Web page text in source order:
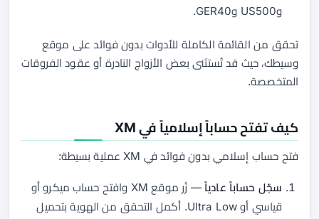
وUS500 وGER40.
تحقق من القائمة الكاملة للأدوات بدون فوائد على موقع
وسيطك، حيث قد تُستثنى بعض الأزواج النادرة أو عقود الفروقات
المتخصصة.
كيف تفتح حساباً إسلامياً في XM
فتح حساب إسلامي بدون فوائد في XM عملية بسيطة:
سجّل حساباً عادياً
— زُر موقع XM وافتح حساب ميكرو أو
قياسي أو Ultra Low. أكمل التحقق من الهوية بتحميل